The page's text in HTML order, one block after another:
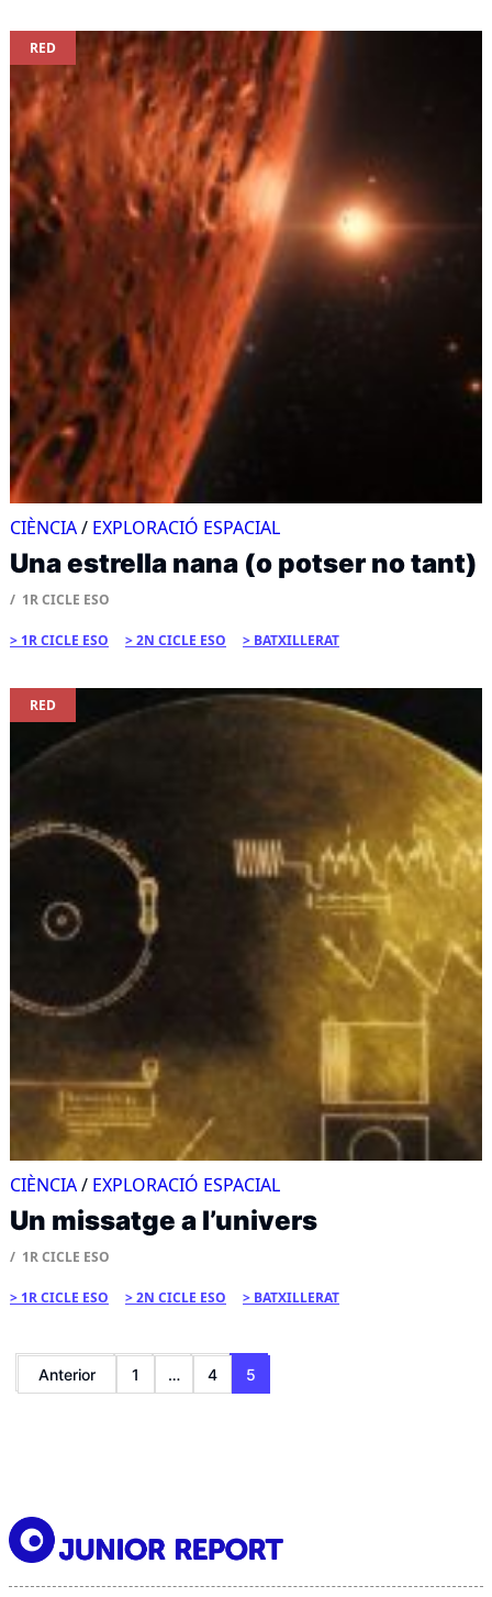
RED
CIÈNCIA/ EXPLORACIÓ ESPACIAL
Una estrella nana (o potser no tant)
1R CICLE ESO
1R CICLE ESO 2N CICLE ESO BATXILLERAT
RED
CIÈNCIA/ EXPLORACIÓ ESPACIAL
Un missatge a l’univers
1R CICLE ESO
1R CICLE ESO 2N CICLE ESO BATXILLERAT
Paginació
de
Anterior 1 … 4 5